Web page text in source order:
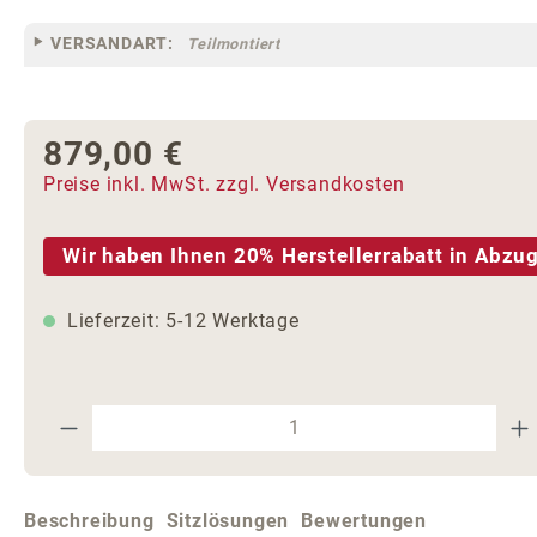
VERSANDART: Teilmontiert
Regulärer Preis:
879,00 €
Preise inkl. MwSt. zzgl. Versandkosten
Wir haben Ihnen 20% Herstellerrabatt in
Lieferzeit: 5-12 Werktage
Produkt Anzahl: Gib den
Beschreibung Sitzlösungen Bewertungen